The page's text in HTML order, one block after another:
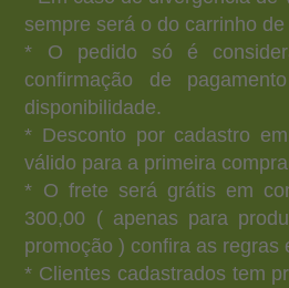
sempre será o do carrinho
* O pedido só é
confirmação de
disponibilidade.
* Desconto por cadastro
válido para a primeira
* O frete será grátis em
300,00 ( apenas para
promoção ) confira as regras
* Clientes cadastrados tem